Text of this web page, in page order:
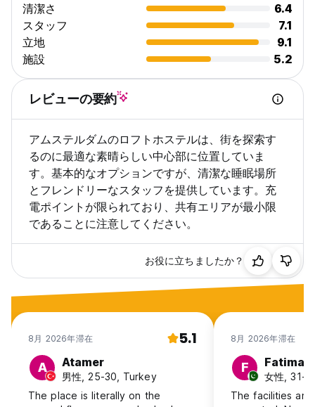
清潔さ
6.4
スタッフ
7.1
立地
9.1
施設
5.2
レビューの要約
アムステルダムのロフトホステルは、街を探索す
るのに最適な素晴らしい中心部に位置していま
す。基本的なオプションですが、清潔な睡眠場所
とフレンドリーなスタッフを提供しています。充
電ポイントが限られており、共有エリアが最小限
であることに注意してください。
お役に立ちましたか？
8月 2026年滞在 5.1
A Atamer
男性, 25-30, Turkey
The place is literally on the
8月 2026年滞在
F Fatima
女性, 31-
The facilities are